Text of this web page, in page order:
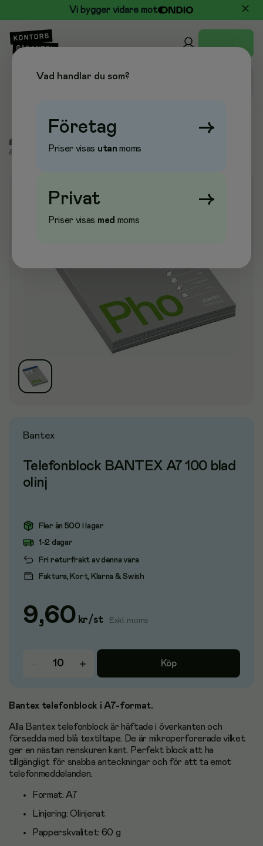
Vi bygger vidare mot
& Anteckningsböcker/Block utan omslag
Bantex
Telefonblock BANTEX A7 100 blad
olinj
Fler än 500 i lager
Fri returfrakt av denna vara
1-2 dagar
Faktura, Kort, Klarna & Swish
9,60 kr/st Exkl. moms
Köp
Bantex telefonblock i A7-format.
Alla Bantex telefonblock är häftade i överkanten och
försedda med blå textiltape. De är mikroperforerade vilket
ger en nästan renskuren kant. Perfekt block att ha
tillgängligt för snabba anteckningar och för att ta emot
telefonmeddelanden.
Format: A7
Linjering: Olinjerat
Papperskvalitet: 60 g
Vad handlar du som?
Företag →
Priser visas utan moms
Privat →
Priser visas med moms